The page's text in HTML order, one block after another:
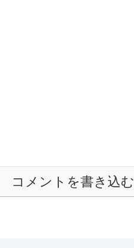
コメントを書き込む